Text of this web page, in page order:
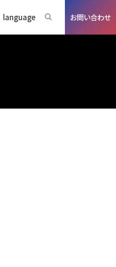
language お問い合わせ